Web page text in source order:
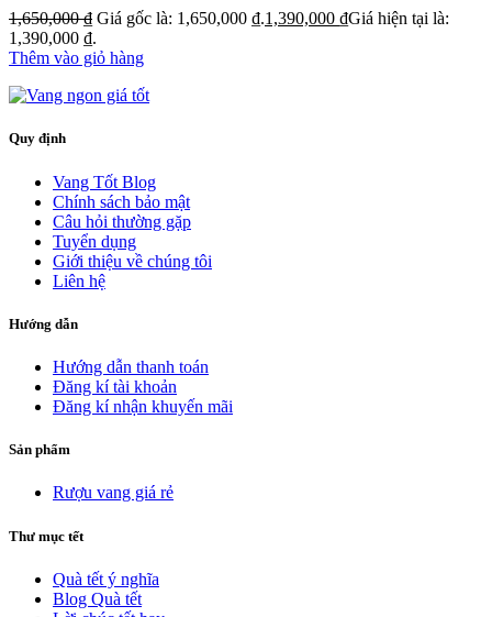
1,650,000₫ Giá gốc là: 1,650,000 ₫.1,390,000 ₫Giá hiện tại là:
1,390,000 ₫.
Thêm vào giỏ hàng
Quy định
Vang Tốt Blog
Chính sách bảo mật
Câu hỏi thường gặp
Tuyển dụng
Giới thiệu về chúng tôi
Liên hệ
Hướng dẫn
Hướng dẫn thanh toán
Đăng kí tài khoản
Đăng kí nhận khuyến mãi
Sản phẩm
Rượu vang giá rẻ
Thư mục tết
Quà tết ý nghĩa
Blog Quà tết